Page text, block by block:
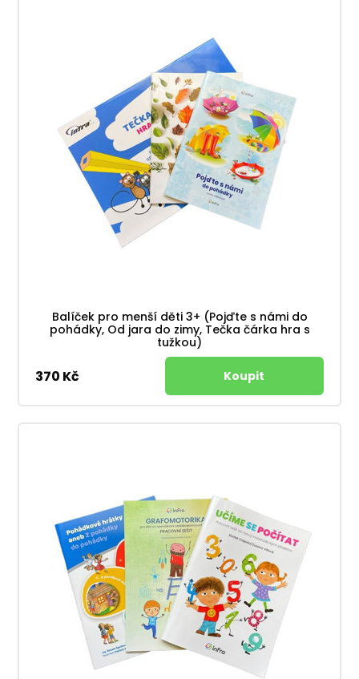
Balíček pro menší děti 3+ (Pojďte s námi do
pohádky, Od jara do zimy, Tečka čárka hra s
tužkou)
370 Kč